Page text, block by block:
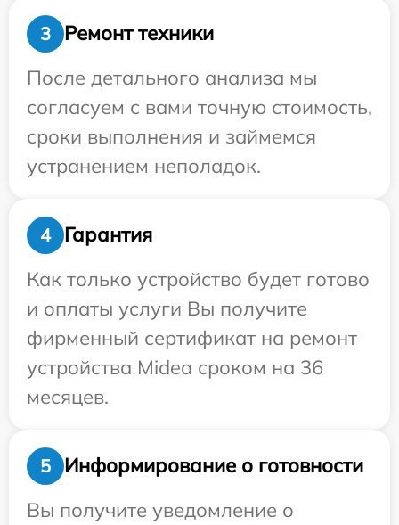
3
Ремонт техники
После детального анализа мы
согласуем с вами точную стоимость,
сроки выполнения и займемся
устранением неполадок.
4
Гарантия
Как только устройство будет готово
и оплаты услуги Вы получите
фирменный сертификат на ремонт
устройства Midea сроком на 36
месяцев.
5
Информирование о готовности
Вы получите уведомление о